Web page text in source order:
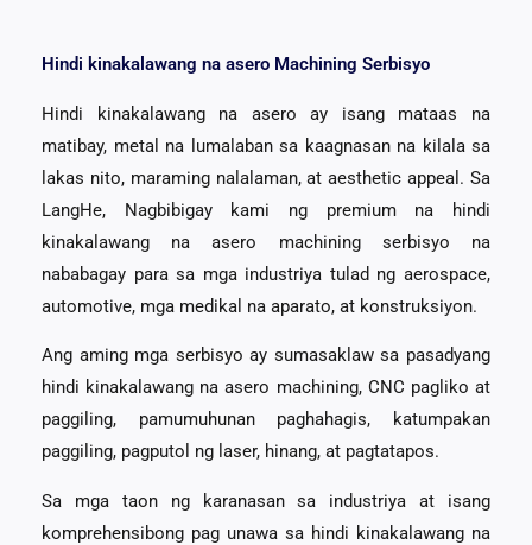
Hindi kinakalawang na asero Machining Serbisyo
Hindi kinakalawang na asero ay isang mataas na
matibay, metal na lumalaban sa kaagnasan na kilala sa
lakas nito, maraming nalalaman, at aesthetic appeal. Sa
LangHe, Nagbibigay kami ng premium na hindi
kinakalawang na asero machining serbisyo na
nababagay para sa mga industriya tulad ng aerospace,
automotive, mga medikal na aparato, at konstruksiyon.
Ang aming mga serbisyo ay sumasaklaw sa pasadyang
hindi kinakalawang na asero machining, CNC pagliko at
paggiling, pamumuhunan paghahagis, katumpakan
paggiling, pagputol ng laser, hinang, at pagtatapos.
Sa mga taon ng karanasan sa industriya at isang
komprehensibong pag unawa sa hindi kinakalawang na